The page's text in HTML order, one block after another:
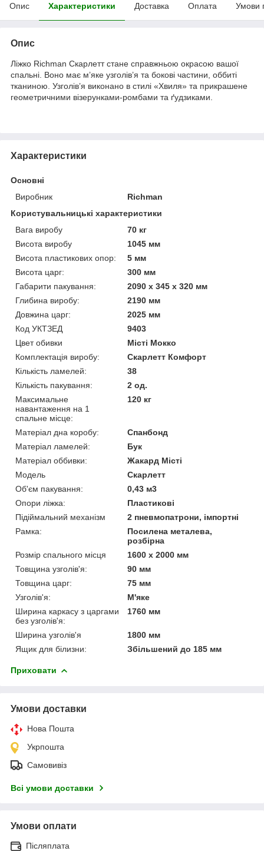
Опис Характеристики Доставка Оплата Умови
Опис
Ліжко Richman Скарлетт стане справжньою окрасою вашої
спальні. Воно має м’яке узголів’я та бокові частини, оббиті
тканиною. Узголів’я виконано в стилі «Хвиля» та прикрашене
геометричними візерунками-ромбами та ґудзиками.
Характеристики
Основні
Виробник
Richman
Користувальницькі характеристики
Вага виробу
70 кг
Висота виробу
1045 мм
Висота пластикових опор:
5 мм
Висота царг:
300 мм
Габарити пакування:
2090 x 345 x 320 мм
Глибина виробу:
2190 мм
Довжина царг:
2025 мм
Код УКТЗЕД
9403
Цвет обивки
Місті Мокко
Комплектація виробу:
Скарлетт Комфорт
Кількість ламелей:
38
Кількість пакування:
2 од.
Максимальне
навантаження на 1
спальне місце:
120 кг
Матеріал дна коробу:
Спанбонд
Матеріал ламелей:
Бук
Матеріал оббивки:
Жакард Місті
Мoдель
Скарлетт
Об'єм пакування:
0,43 м3
Опори ліжка:
Пластикові
Підіймальний механізм
2 пневмопатрони, імпортні
Рамка:
Посилена металева,
розбірна
Розмір спального місця
1600 х 2000 мм
Товщина узголів'я:
90 мм
Товщина царг:
75 мм
Узголів'я:
М'яке
Ширина каркасу з царгами
без узголів'я:
1760 мм
Ширина узголів'я
1800 мм
Ящик для білизни:
Збільшений до 185 мм
Приховати
Умови доставки
Нова Пошта
Укрпошта
Самовивіз
Всі умови доставки
Умови оплати
Післяплата